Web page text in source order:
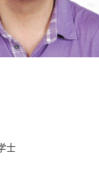
士